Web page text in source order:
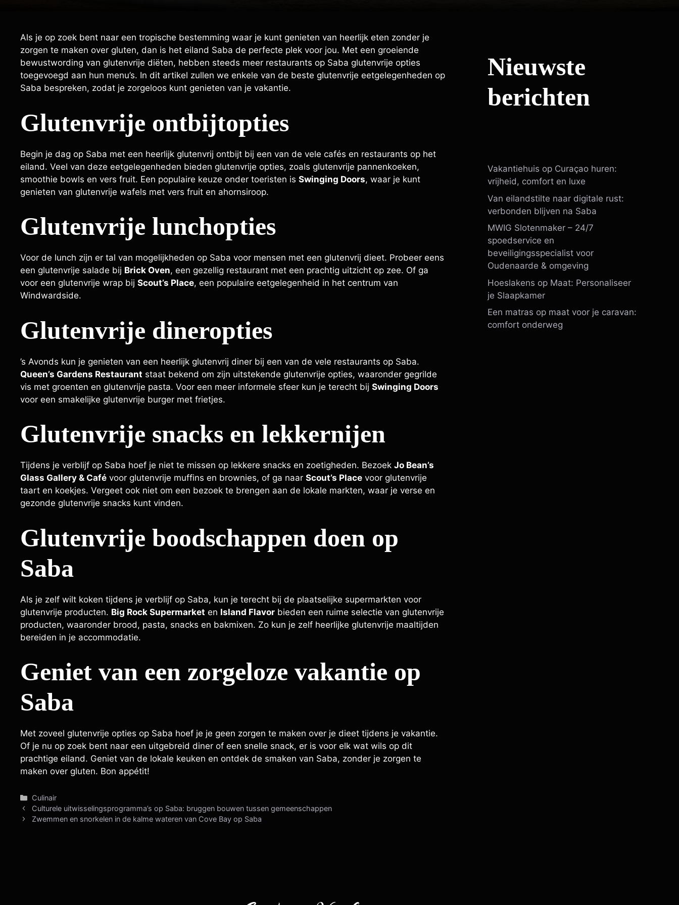
Als je op zoek bent naar een tropische bestemming waar je kunt genieten van heerlijk eten zonder je
zorgen te maken over gluten, dan is het eiland Saba de perfecte plek voor jou. Met een groeiende
bewustwording van glutenvrije diëten, hebben steeds meer restaurants op Saba glutenvrije opties
toegevoegd aan hun menu’s. In dit artikel zullen we enkele van de beste glutenvrije eetgelegenheden op
Saba bespreken, zodat je zorgeloos kunt genieten van je vakantie.
Glutenvrije ontbijtopties
Begin je dag op Saba met een heerlijk glutenvrij ontbijt bij een van de vele cafés en restaurants op het
eiland. Veel van deze eetgelegenheden bieden glutenvrije opties, zoals glutenvrije pannenkoeken,
smoothie bowls en vers fruit. Een populaire keuze onder toeristen is Swinging Doors, waar je kunt
genieten van glutenvrije wafels met vers fruit en ahornsiroop.
Glutenvrije lunchopties
Voor de lunch zijn er tal van mogelijkheden op Saba voor mensen met een glutenvrij dieet. Probeer eens
een glutenvrije salade bij Brick Oven, een gezellig restaurant met een prachtig uitzicht op zee. Of ga
voor een glutenvrije wrap bij Scout’s Place, een populaire eetgelegenheid in het centrum van
Windwardside.
Glutenvrije dineropties
’s Avonds kun je genieten van een heerlijk glutenvrij diner bij een van de vele restaurants op Saba.
Queen’s Gardens Restaurant staat bekend om zijn uitstekende glutenvrije opties, waaronder gegrilde
vis met groenten en glutenvrije pasta. Voor een meer informele sfeer kun je terecht bij Swinging Doors
voor een smakelijke glutenvrije burger met frietjes.
Glutenvrije snacks en lekkernijen
Tijdens je verblijf op Saba hoef je niet te missen op lekkere snacks en zoetigheden. Bezoek Jo Bean’s
Glass Gallery & Café voor glutenvrije muffins en brownies, of ga naar Scout’s Place voor glutenvrije
taart en koekjes. Vergeet ook niet om een bezoek te brengen aan de lokale markten, waar je verse en
gezonde glutenvrije snacks kunt vinden.
Glutenvrije boodschappen doen op
Saba
Als je zelf wilt koken tijdens je verblijf op Saba, kun je terecht bij de plaatselijke supermarkten voor
glutenvrije producten. Big Rock Supermarket en Island Flavor bieden een ruime selectie van glutenvrije
producten, waaronder brood, pasta, snacks en bakmixen. Zo kun je zelf heerlijke glutenvrije maaltijden
bereiden in je accommodatie.
Geniet van een zorgeloze vakantie op
Saba
Met zoveel glutenvrije opties op Saba hoef je je geen zorgen te maken over je dieet tijdens je vakantie.
Of je nu op zoek bent naar een uitgebreid diner of een snelle snack, er is voor elk wat wils op dit
prachtige eiland. Geniet van de lokale keuken en ontdek de smaken van Saba, zonder je zorgen te
maken over gluten. Bon appétit!
Categorieën
Culinair
Culturele uitwisselingsprogramma’s op Saba: bruggen bouwen tussen gemeenschappen
Zwemmen en snorkelen in de kalme wateren van Cove Bay op Saba
Nieuwste
berichten
Vakantiehuis op Curaçao huren:
vrijheid, comfort en luxe
Van eilandstilte naar digitale rust:
verbonden blijven na Saba
MWIG Slotenmaker – 24/7
spoedservice en
beveiligingsspecialist voor
Oudenaarde & omgeving
Hoeslakens op Maat: Personaliseer
je Slaapkamer
Een matras op maat voor je caravan:
comfort onderweg